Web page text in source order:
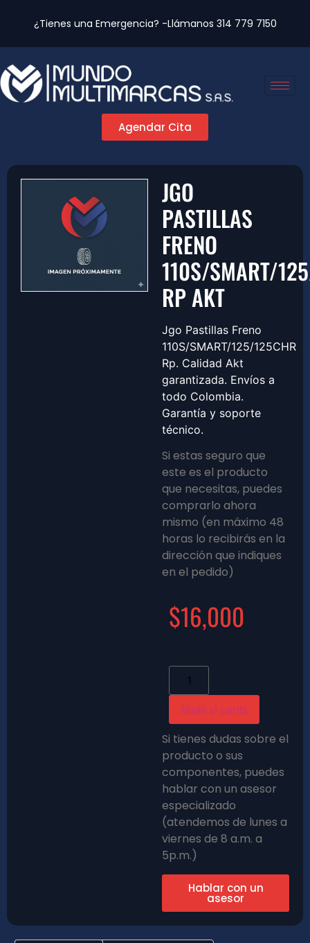
¿Tienes una Emergencia? -Llámanos 314 779 7150
Agendar Cita
JGO
PASTILLAS
FRENO
110S/SMART/
RP AKT
Jgo Pastillas Freno
110S/SMART/125/125CHR
Rp. Calidad Akt
garantizada. Envíos a
todo Colombia.
Garantía y soporte
técnico.
Si estas seguro que
este es el producto
que necesitas, puedes
comprarlo ahora
mismo (en máximo 48
horas lo recibirás en la
dirección que indiques
en el pedido)
$16,000
Añadir al carrito
Si tienes dudas sobre el
producto o sus
componentes, puedes
hablar con un asesor
especializado
(atendemos de lunes a
viernes de 8 a.m. a
5p.m.)
Hablar con un
asesor